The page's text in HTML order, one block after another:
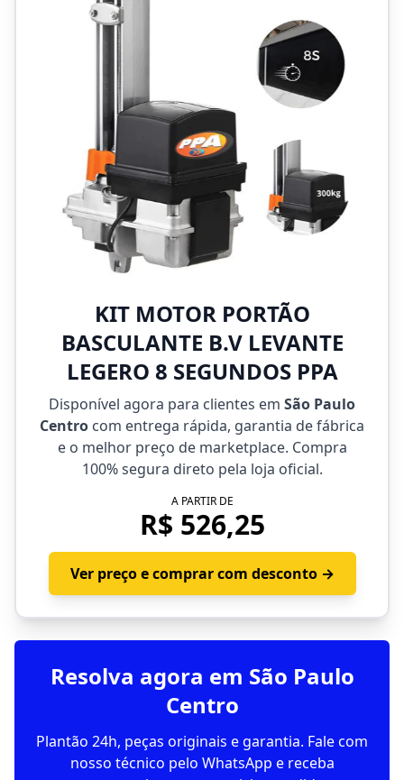
KIT MOTOR PORTÃO
BASCULANTE B.V LEVANTE
LEGERO 8 SEGUNDOS PPA
Disponível agora para clientes em São Paulo
Centro com entrega rápida, garantia de fábrica
e o melhor preço de marketplace. Compra
100% segura direto pela loja oficial.
A PARTIR DE
R$ 526,25
Ver preço e comprar com desconto →
Resolva agora em São Paulo
Centro
Plantão 24h, peças originais e garantia. Fale com
nosso técnico pelo WhatsApp e receba